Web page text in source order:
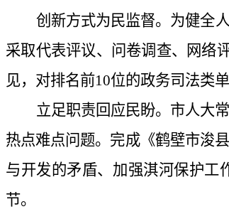
创新方式为民监督。为健全
采取代表评议、问卷调查、网络
见，对排名前10位的政务司法类
立足职责回应民盼。市人大
热点难点问题。完成《鹤壁市浚
与开发的矛盾、加强淇河保护工
节。